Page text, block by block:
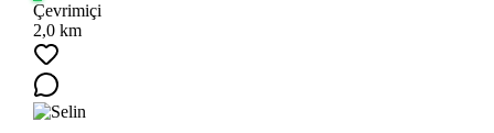
Çevrimiçi
2,0 km